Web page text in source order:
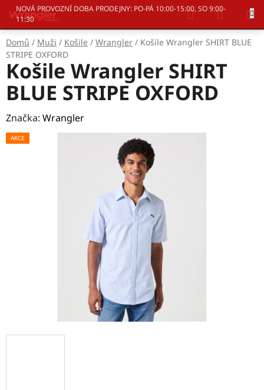
Přejít
obsah
NOVÁ PROVOZNÍ DOBA PRODEJNY: PO-PÁ 10:00-15:00, SO 9:00-
11:30
Hledat
KOŠÍK
Domů / Muži / Košile / Wrangler / Košile Wrangler SHIRT BLUE
STRIPE OXFORD
Košile Wrangler SHIRT
BLUE STRIPE OXFORD
Značka: Wrangler
AKCE